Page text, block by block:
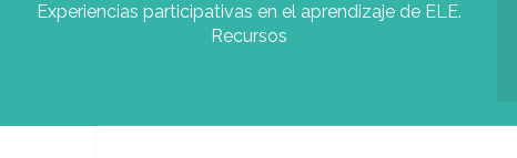
Experiencias participativas en el aprendizaje de ELE.
Recursos